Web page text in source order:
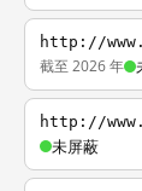
http://
截至 2026 年
http://
未屏蔽